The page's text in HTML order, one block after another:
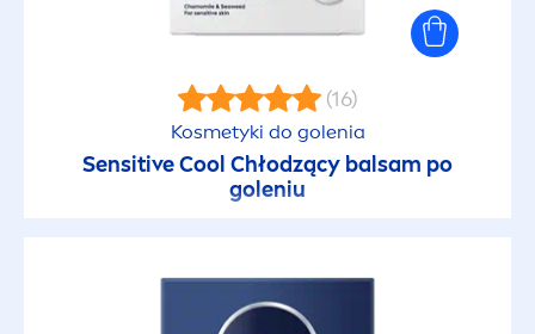
(16)
Kosmetyki do golenia
SensitiveCool Chłodzący balsam po
goleniu